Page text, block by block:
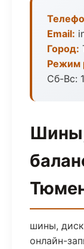
Email:
Город:
Режим
Сб-Вс:
шины,
онлайн-